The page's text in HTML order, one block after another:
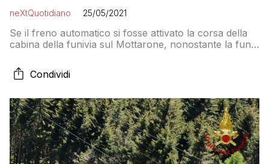
neXtQuotidiano 25/05/2021
Se il freno automatico si fosse attivato la corsa della
cabina della funivia sul Mottarone, nonostante la fune
precipitando al suolo e causando la morte di 14 dei 15
dei suoi occupanti. Perché è successo?
Condividi